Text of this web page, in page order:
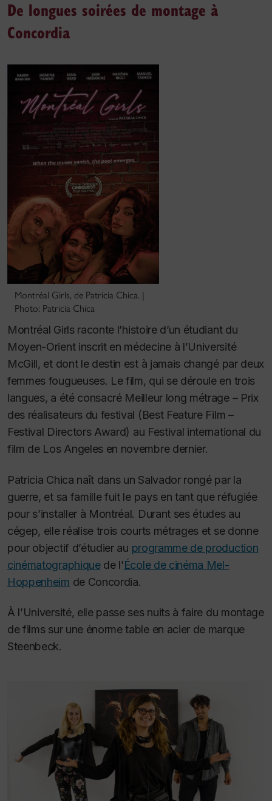
De longues soirées de montage à
Concordia
Montréal Girls, de Patricia Chica. |
Photo: Patricia Chica
Montréal Girls raconte l’histoire d’un étudiant du
Moyen-Orient inscrit en médecine à l’Université
McGill, et dont le destin est à jamais changé par deux
femmes fougueuses. Le film, qui se déroule en trois
langues, a été consacré Meilleur long métrage – Prix
des réalisateurs du festival (Best Feature Film –
Festival Directors Award) au Festival international du
film de Los Angeles en novembre dernier.
Patricia Chica naît dans un Salvador rongé par la
guerre, et sa famille fuit le pays en tant que réfugiée
pour s’installer à Montréal. Durant ses études au
cégep, elle réalise trois courts métrages et se donne
pour objectif d’étudier au programme de production
cinématographiquede l’École de cinéma Mel-
Hoppenheim de Concordia.
À l’Université, elle passe ses nuits à faire du montage
de films sur une énorme table en acier de marque
Steenbeck.